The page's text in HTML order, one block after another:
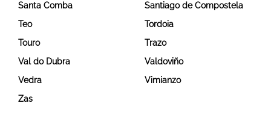
Santa Comba
Santiago de Compostela
Teo
Tordoia
Touro
Trazo
Val do Dubra
Valdoviño
Vedra
Vimianzo
Zas